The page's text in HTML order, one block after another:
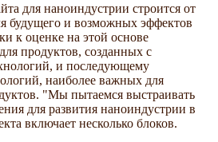
для наноиндустрии строится от
будущего и возможных эффектов
к оценке на этой основе
продуктов, созданных с
и последующему
наиболее важных для
"Мы пытаемся выстраивать
для развития наноиндустрии в
включает несколько блоков.